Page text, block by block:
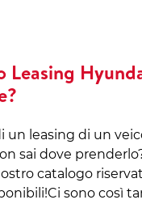
Leasing
un leasing di un
sai dove
catalogo
sono così